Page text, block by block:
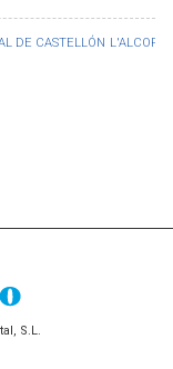
DE CASTELLÓN L'ALCORA
S.L.